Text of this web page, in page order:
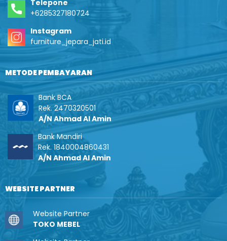
Telepone
+6285327180724
Instagram
furniture_jepara_jati.id
METODE PEMBAYARAN
Bank BCA
Rek. 2470320501
A/N Ahmad Al Amin
Bank Mandiri
Rek. 1840004860431
A/N Ahmad Al Amin
WEBSITE PARTNER
Website Partner
TOKO MEBEL